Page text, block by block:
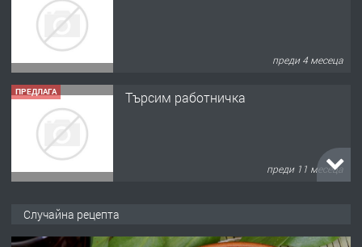
преди 4 месеца
ПРЕДЛАГА Търсим работничка
преди 11 месеца
Случайна рецепта